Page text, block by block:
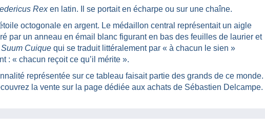
Rexen latin. Il se portait en écharpe ou sur une chaîne.
octogonale en argent. Le médaillon central représentait un aigle
par un anneau en émail blanc figurant en bas des feuilles de laurier et
Suum Cuique qui se traduit littéralement par « à chacun le sien »
: « chacun reçoit ce qu’il mérite ».
représentée sur ce tableau faisait partie des grands de ce monde.
la vente sur la page dédiée aux achats de Sébastien Delcampe.